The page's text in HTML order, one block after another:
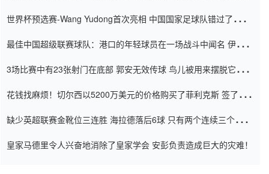
世界杯预选赛-Wang Yudong首次亮相 中国国家足球队错过了世界
最佳中国超级联赛球队：港口的年轻球员在一场战斗中闻名 伊万放
3场比赛中有23张射门在底部 郭安无效传球 鸟儿被用来摆脱它
花钱找麻烦！切尔西以5200万美元的价格购买了菲利克斯 签了7年
缺少英超联赛金靴位三连胜 海拉德落后6球 只有两个连续三个连续
皇家马德里令人兴奋地消除了皇家学会 安彭负责造成巨大的灾难！